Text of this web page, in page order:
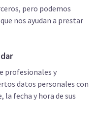
pero podemos
nos ayudan a prestar
profesionales y
datos personales con
la fecha y hora de sus